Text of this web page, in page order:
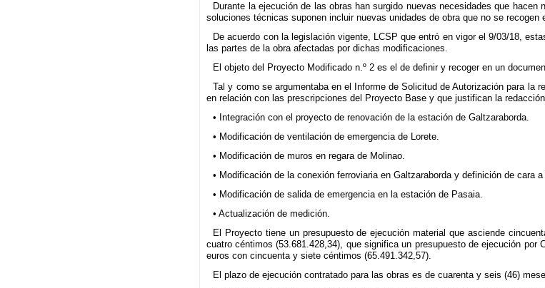
Durante la ejecución de las obras han surgido nuevas necesidades que
soluciones técnicas suponen incluir nuevas unidades de obra que no se
De acuerdo con la legislación vigente, LCSP que entró en vigor el 9/03/18,
las partes de la obra afectadas por dichas modificaciones.
El objeto del Proyecto Modificado n.º 2 es el de definir y recoger en un
Tal y como se argumentaba en el Informe de Solicitud de Autorización para la
en relación con las prescripciones del Proyecto Base y que justifican la
• Integración con el proyecto de renovación de la estación de Galtzaraborda.
• Modificación de ventilación de emergencia de Lorete.
• Modificación de muros en regara de Molinao.
• Modificación de la conexión ferroviaria en Galtzaraborda y definición de cara
• Modificación de salida de emergencia en la estación de Pasaia.
• Actualización de medición.
El Proyecto tiene un presupuesto de ejecución material que asciende
cuatro céntimos (53.681.428,34), que significa un presupuesto de ejecución
euros con cincuenta y siete céntimos (65.491.342,57).
El plazo de ejecución contratado para las obras es de cuarenta y seis (46)